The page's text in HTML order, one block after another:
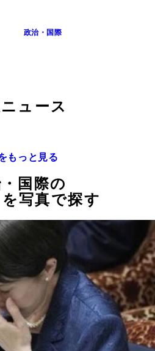
政治・国際
ュース
もっと見る
国際の
写真で探す